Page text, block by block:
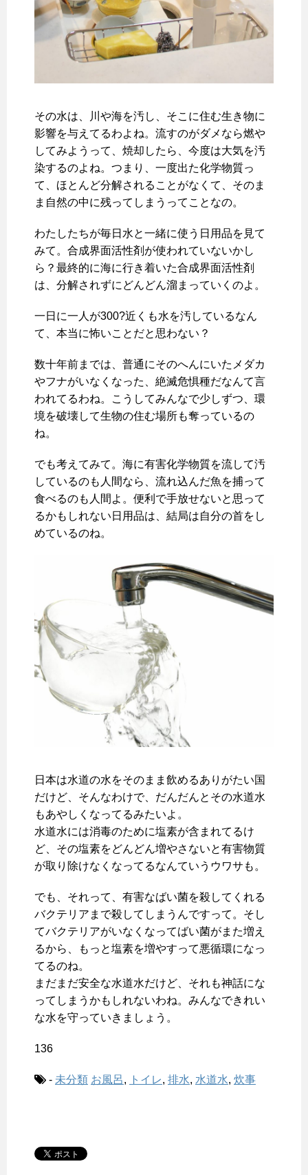
その水は、川や海を汚し、そこに住む生き物に
影響を与えてるわよね。流すのがダメなら燃や
してみようって、焼却したら、今度は大気を汚
染するのよね。つまり、一度出た化学物質っ
て、ほとんど分解されることがなくて、そのま
ま自然の中に残ってしまうってことなの。
わたしたちが毎日水と一緒に使う日用品を見て
みて。合成界面活性剤が使われていないかし
ら？最終的に海に行き着いた合成界面活性剤
は、分解されずにどんどん溜まっていくのよ。
一日に一人が300?近くも水を汚しているなん
て、本当に怖いことだと思わない？
数十年前までは、普通にそのへんにいたメダカ
やフナがいなくなった、絶滅危惧種だなんて言
われてるわね。こうしてみんなで少しずつ、環
境を破壊して生物の住む場所も奪っているの
ね。
でも考えてみて。海に有害化学物質を流して汚
しているのも人間なら、流れ込んだ魚を捕って
食べるのも人間よ。便利で手放せないと思って
るかもしれない日用品は、結局は自分の首をし
めているのね。
日本は水道の水をそのまま飲めるありがたい国
だけど、そんなわけで、だんだんとその水道水
もあやしくなってるみたいよ。
水道水には消毒のために塩素が含まれてるけ
ど、その塩素をどんどん増やさないと有害物質
が取り除けなくなってるなんていうウワサも。
でも、それって、有害なばい菌を殺してくれる
バクテリアまで殺してしまうんですって。そし
てバクテリアがいなくなってばい菌がまた増え
るから、もっと塩素を増やすって悪循環になっ
てるのね。
まだまだ安全な水道水だけど、それも神話にな
ってしまうかもしれないわね。みんなできれい
な水を守っていきましょう。
136
- 未分類 お風呂, トイレ, 排水, 水道水, 炊事